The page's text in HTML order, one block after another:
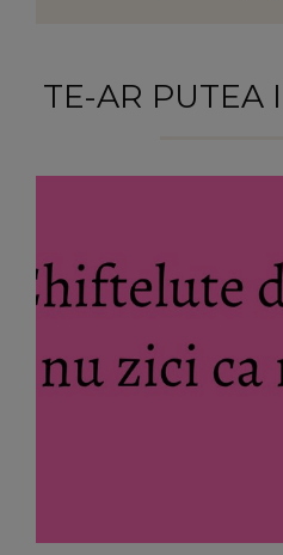
TE-AR PUTEA